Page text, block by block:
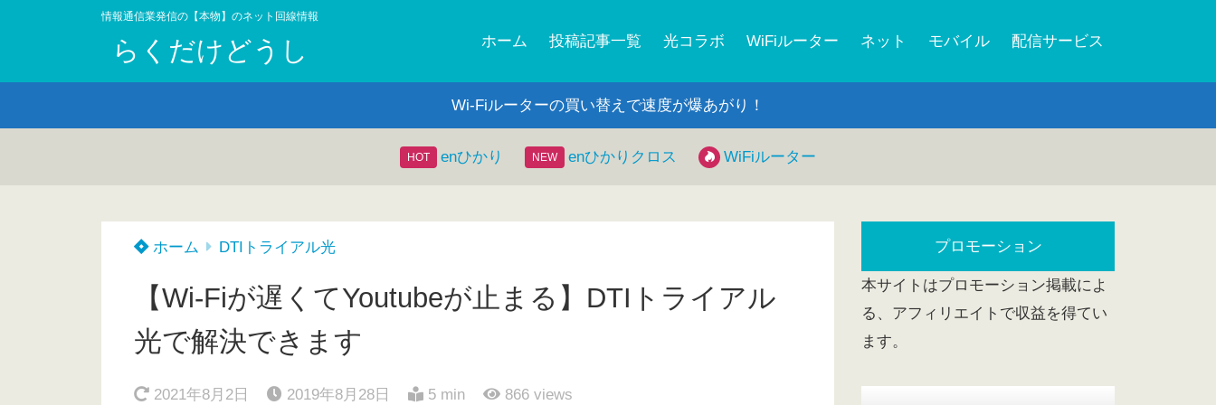
情報通信業発信の【本物】のネット回線情報
らくだけどうし ホーム 投稿記事一覧 光コラボ WiFiルーター ネット モバイル 配信サービス
Wi-Fiルーターの買い替えで速度が爆あがり！
enひかり enひかりクロス WiFiルーター
ホーム DTIトライアル光
【Wi-Fiが遅くてYoutubeが止まる】DTIトライアル
光で解決できます
2021年8月2日 2019年8月28日 5 min 866 views
プロモーション
本サイトはプロモーション掲載によ
る、アフィリエイトで収益を得てい
ます。